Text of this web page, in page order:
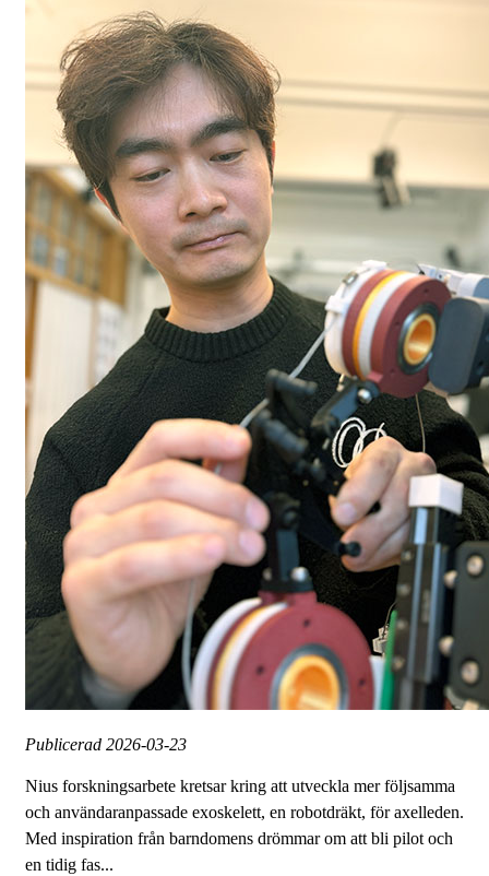
Publicerad 2026-03-23
Nius forskningsarbete kretsar kring att utveckla mer följsamma
och användaranpassade exoskelett, en robotdräkt, för axelleden.
Med inspiration från barndomens drömmar om att bli pilot och
en tidig fas...